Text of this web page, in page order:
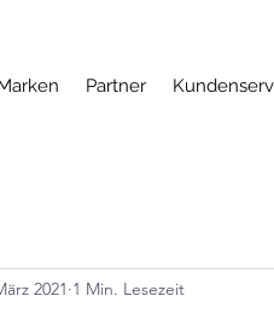
Partner
2021 1 Min. Lesezeit